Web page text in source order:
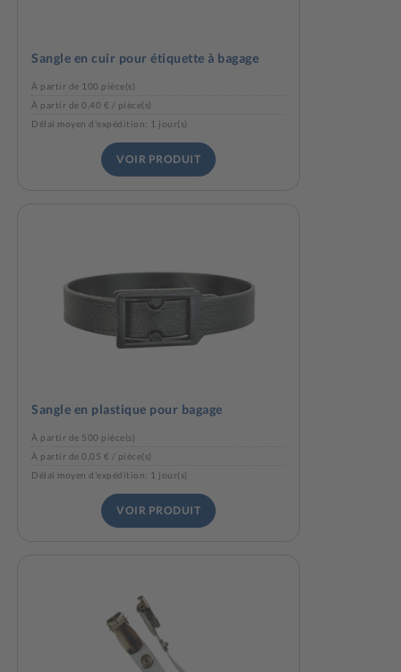
Sangle en cuir pour étiquette à bagage
À partir de 100 pièce(s)
À partir de 0,40 € / pièce(s)
Délai moyen d'expédition: 1 jour(s)
VOIR PRODUIT
Sangle en plastique pour bagage
À partir de 500 pièce(s)
À partir de 0,05 € / pièce(s)
Délai moyen d'expédition: 1 jour(s)
VOIR PRODUIT